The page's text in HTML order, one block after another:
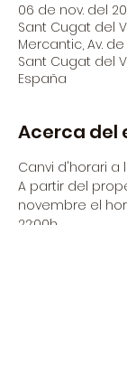
06 de nov. del
Sant Cugat del
Mercantic, Av. de
Sant Cugat del
España
Acerca del
Canvi d'horari a
A partir del
novembre el
22:00h